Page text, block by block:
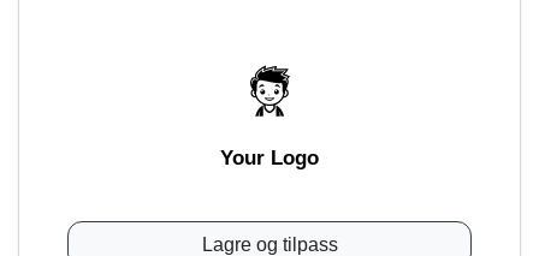
Your Logo
Lagre og tilpass